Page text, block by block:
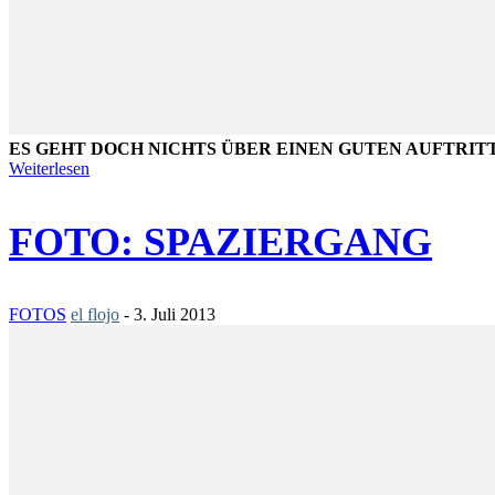
ES GEHT DOCH NICHTS ÜBER EINEN GUTEN
Weiterlesen
FOTO: SPAZIERGANG
FOTOS el flojo - 3. Juli 2013